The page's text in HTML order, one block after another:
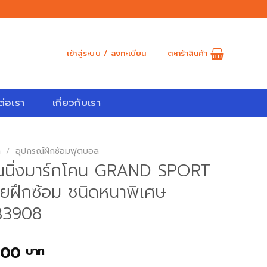
เข้าสู่ระบบ / ลงทะเบียน ตะกร้าสินค้า
เรา เกี่ยวกับเรา
/ อุปกรณ์ฝึกซ้อมฟุตบอล
นิ่งมาร์กโคน GRAND SPORT
ฝึกซ้อม ชนิดหนาพิเศษ
บาท